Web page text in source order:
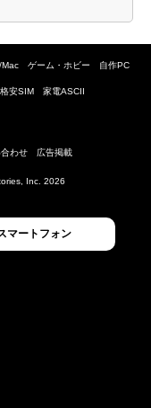
ゲーム・ホビー 自作PC
格安SIM 家電ASCII
わせ 広告掲載
Inc. 2026
マートフォン